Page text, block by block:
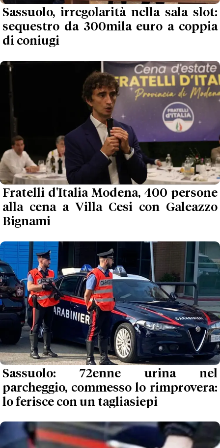
Sassuolo, irregolarità nella sala slot:
sequestro da 300mila euro a coppia
di coniugi
Fratelli d'Italia Modena, 400 persone
alla cena a Villa Cesi con Galeazzo
Bignami
Sassuolo: 72enne urina nel
parcheggio, commesso lo rimprovera:
lo ferisce con un tagliasiepi